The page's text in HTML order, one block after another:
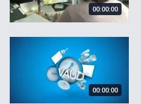
00:00:00
00:00:00